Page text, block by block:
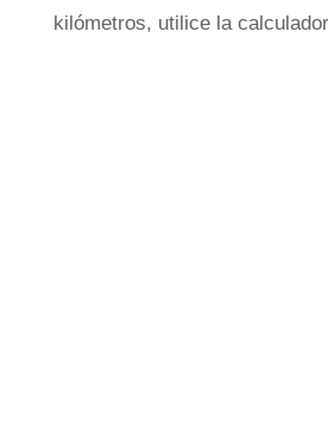
kilómetros, utilice la